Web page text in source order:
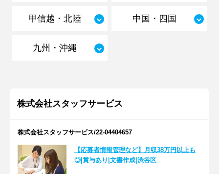
甲信越・北陸 中国・四国
九州・沖縄
株式会社スタッフサービス
株式会社スタッフサービス/22-04404657
【応募者情報管理など】月収38万円以上も
◎|賞与あり|文書作成|渋谷区